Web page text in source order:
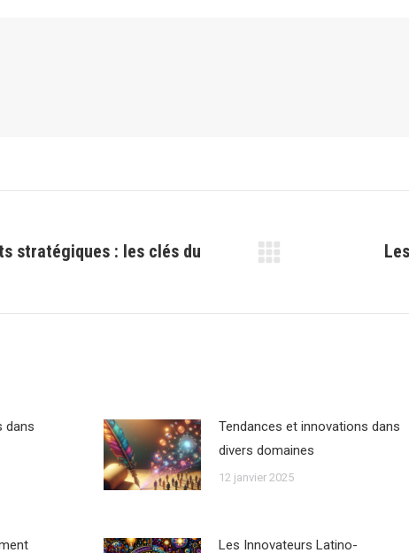
stratégiques : les clés du
:
dans
Tendances et innovations dans
divers domaines
12 janvier 2025
Les Innovateurs Latino-